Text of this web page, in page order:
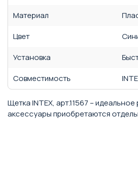
Материал
Цвет
Установка
Совместимость
Щетка INTEX, арт.11567 –
аксессуары приобретаются